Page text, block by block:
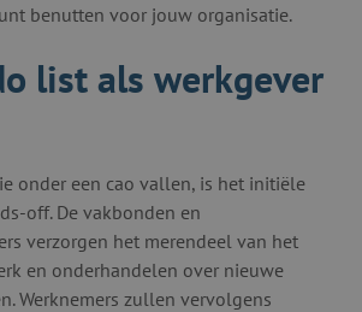
benutten voor jouw organisatie.
list als werkgever
onder een cao vallen, is het initiële
off. De vakbonden en
verzorgen het merendeel van het
en onderhandelen over nieuwe
Werknemers zullen vervolgens